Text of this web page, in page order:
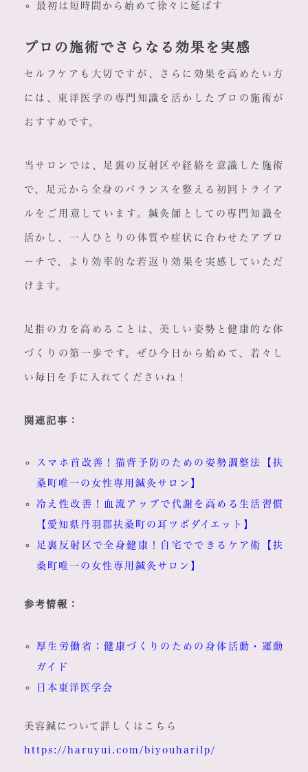
最初は短時間から始めて徐々に延ばす
プロの施術でさらなる効果を実感
セルフケアも大切ですが、さらに効果を高めたい方
には、東洋医学の専門知識を活かしたプロの施術が
おすすめです。
当サロンでは、足裏の反射区や経絡を意識した施術
で、足元から全身のバランスを整える初回トライア
ルをご用意しています。鍼灸師としての専門知識を
活かし、一人ひとりの体質や症状に合わせたアプロ
ーチで、より効率的な若返り効果を実感していただ
けます。
足指の力を高めることは、美しい姿勢と健康的な体
づくりの第一歩です。ぜひ今日から始めて、若々し
い毎日を手に入れてくださいね！
関連記事：
スマホ首改善！猫背予防のための姿勢調整法【扶
桑町唯一の女性専用鍼灸サロン】
冷え性改善！血流アップで代謝を高める生活習慣
【愛知県丹羽郡扶桑町の耳ツボダイエット】
足裏反射区で全身健康！自宅でできるケア術【扶
桑町唯一の女性専用鍼灸サロン】
参考情報：
厚生労働省：健康づくりのための身体活動・運動
ガイド
日本東洋医学会
美容鍼について詳しくはこちら
https://haruyui.com/biyouharilp/